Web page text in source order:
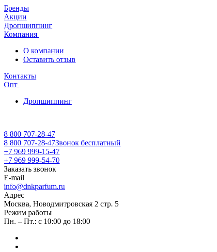
Бренды
Акции
Дропшиппинг
Компания
О компании
Оставить отзыв
Контакты
Опт
Дропшиппинг
8 800 707-28-47
8 800 707-28-47Звонок бесплатный
+7 969 999-15-47
+7 969 999-54-70
Заказать звонок
E-mail
info@dnkparfum.ru
Адрес
Москва, Новодмитровская 2 стр. 5
Режим работы
Пн. – Пт.: с 10:00 до 18:00